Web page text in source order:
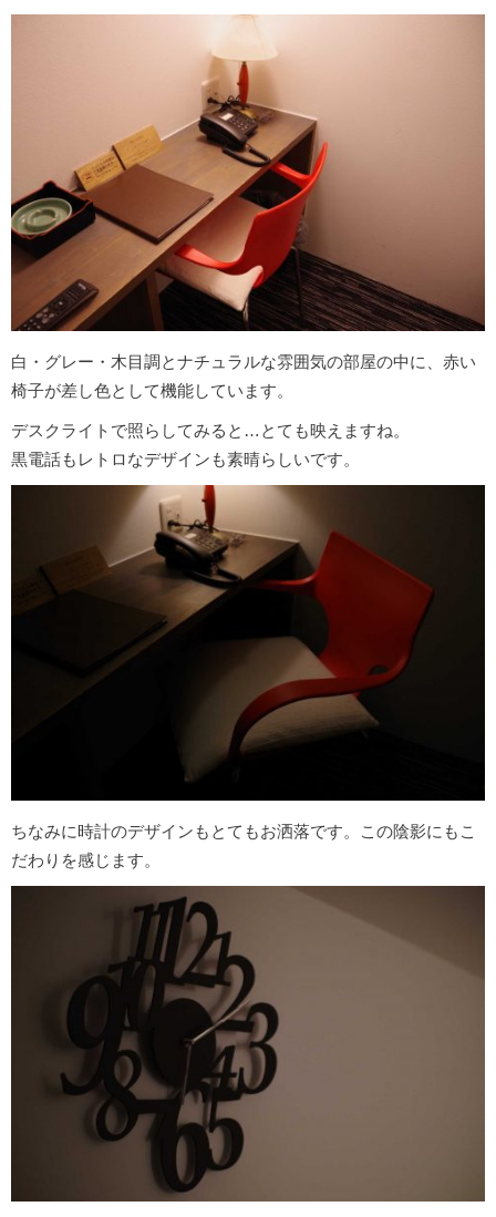
白・グレー・木目調とナチュラルな雰囲気の部屋の中に、赤い
椅子が差し色として機能しています。
デスクライトで照らしてみると…とても映えますね。
黒電話もレトロなデザインも素晴らしいです。
ちなみに時計のデザインもとてもお洒落です。この陰影にもこ
だわりを感じます。